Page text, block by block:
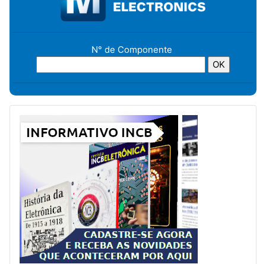
N° de Componente